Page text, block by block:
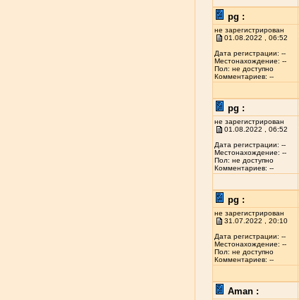
pg :
не зарегистрирован
01.08.2022 , 06:52
Дата регистрации: --
Местонахождение: --
Пол: не доступно
Комментариев: --
pg :
не зарегистрирован
01.08.2022 , 06:52
Дата регистрации: --
Местонахождение: --
Пол: не доступно
Комментариев: --
pg :
не зарегистрирован
31.07.2022 , 20:10
Дата регистрации: --
Местонахождение: --
Пол: не доступно
Комментариев: --
Aman :